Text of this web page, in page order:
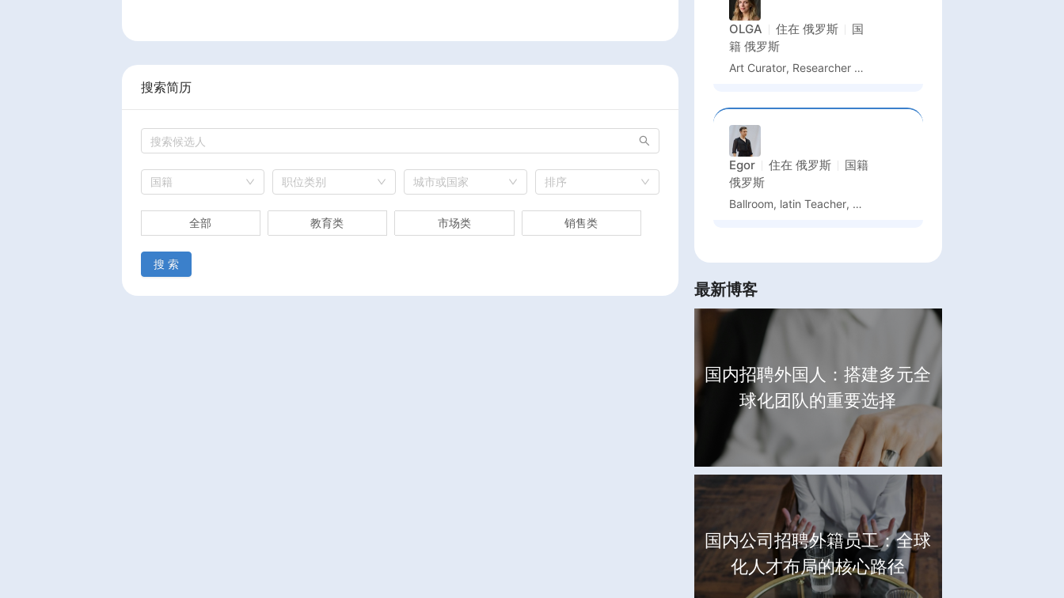
搜索简历
国籍 职位类别 城市或国家 排序
全部 教育类 市场类 销售类
搜 索
OLGA 住在 俄罗斯
国
籍 俄罗斯
Art Curator, Researcher and Lecturer
Egor 住在 俄罗斯
国籍
俄罗斯
Ballroom, latin Teacher, Dancer
最新博客
国内招聘外国人：搭建多元全
球化团队的重要选择
国内公司招聘外籍员工：全球
化人才布局的核心路径